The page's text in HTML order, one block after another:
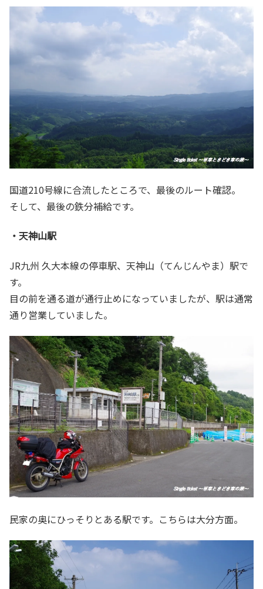
国道210号線に合流したところで、最後のルート確認。
そして、最後の鉄分補給です。
・天神山駅
JR九州 久大本線の停車駅、天神山（てんじんやま）駅で
す。
目の前を通る道が通行止めになっていましたが、駅は通常
通り営業していました。
民家の奥にひっそりとある駅です。こちらは大分方面。